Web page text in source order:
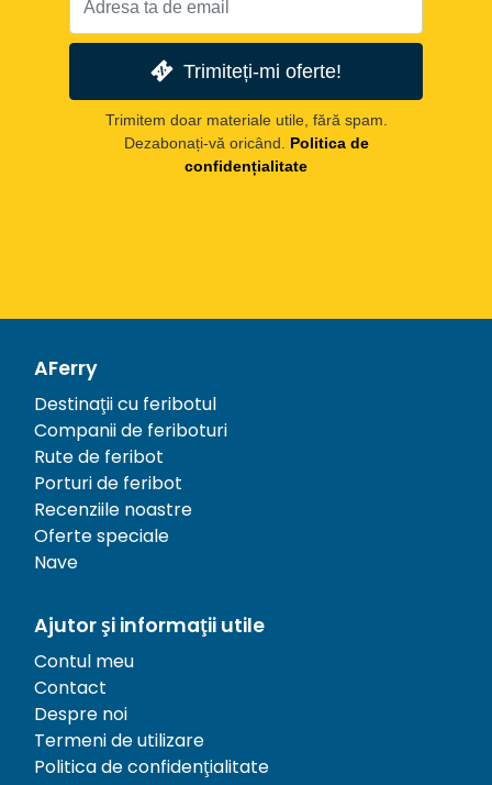
Trimiteți-mi oferte!
Trimitem doar materiale utile, fără spam.
Dezabonați-vă oricând.
Politica de
confidențialitate
AFerry
Destinații cu feribotul
Companii de feriboturi
Rute de feribot
Porturi de feribot
Recenziile noastre
Oferte speciale
Nave
Ajutor și informații utile
Contul meu
Contact
Despre noi
Termeni de utilizare
Politica de confidențialitate